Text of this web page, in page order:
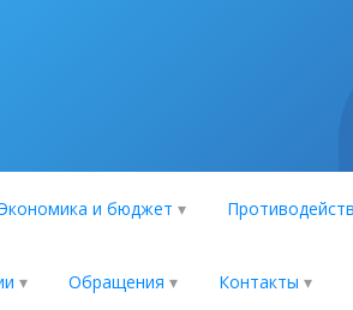
и бюджет
Обращения Контакты